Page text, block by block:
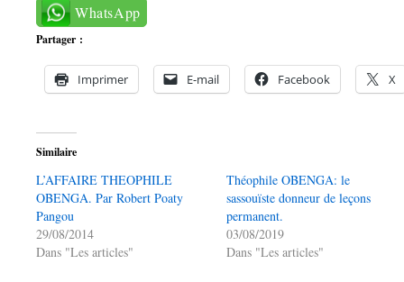
WhatsApp
Partager :
Imprimer E-mail Facebook X
Similaire
L’AFFAIRE THEOPHILE
OBENGA. Par Robert Poaty
Pangou
29/08/2014
Dans "Les articles"
Théophile OBENGA: le
sassouïste donneur de leçons
permanent.
03/08/2019
Dans "Les articles"